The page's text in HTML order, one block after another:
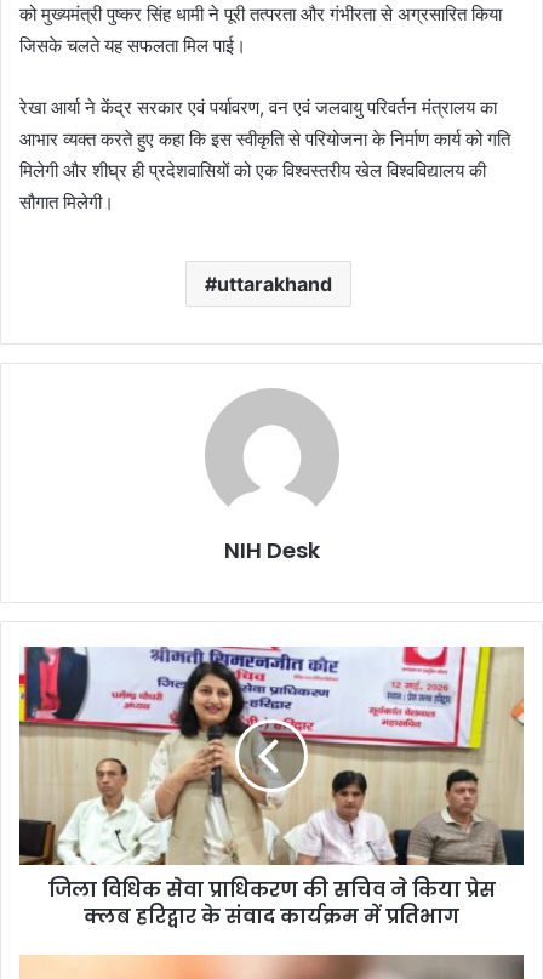
को मुख्यमंत्री पुष्कर सिंह धामी ने पूरी तत्परता और गंभीरता से अग्रसारित किया
जिसके चलते यह सफलता मिल पाई।
रेखा आर्या ने केंद्र सरकार एवं पर्यावरण, वन एवं जलवायु परिवर्तन मंत्रालय का
आभार व्यक्त करते हुए कहा कि इस स्वीकृति से परियोजना के निर्माण कार्य को गति
मिलेगी और शीघ्र ही प्रदेशवासियों को एक विश्वस्तरीय खेल विश्वविद्यालय की
सौगात मिलेगी।
uttarakhand
NIH Desk
जिला
विधिक
सेवा
प्राधिकरण
किया
प्रेस
जिला विधिक सेवा प्राधिकरण की सचिव ने किया प्रेस
क्लब हरिद्वार के संवाद कार्यक्रम में प्रतिभाग